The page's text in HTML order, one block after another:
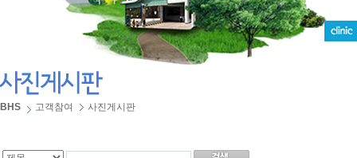
BHS 고객참여 사진게시판